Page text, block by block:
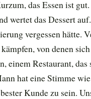
das Essen ist
wertet das Dessert
vergessen hätte.
von denen
einem Restaurant,
hat eine Stimme
Kunde zu sein.